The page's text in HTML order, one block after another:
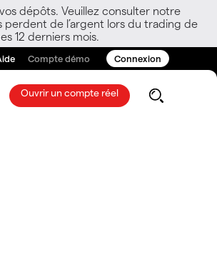
dépôts. Veuillez consulter notre
perdent de l’argent lors du trading de
12 derniers mois.
Compte démo Connexion
Ouvrir un compte réel